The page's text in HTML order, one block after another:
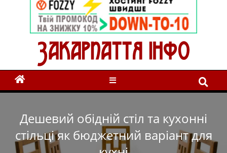
Дешевий обідній стіл та кухонні
стільці як бюджетний варіант для